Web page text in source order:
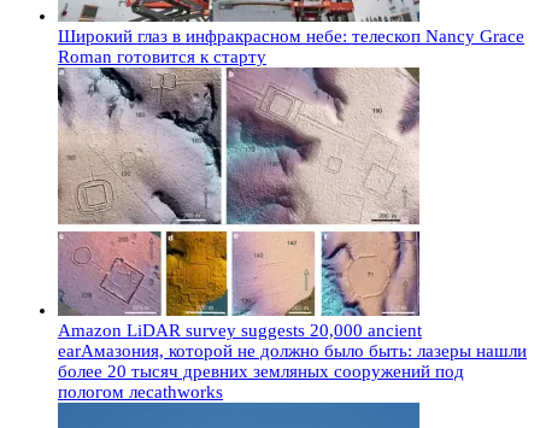
Широкий глаз в инфракрасном небе: телескоп Nancy Grace
Roman готовится к старту
Amazon LiDAR survey suggests 20,000 ancient
earАмазония, которой не должно было быть: лазеры нашли
более 20 тысяч древних земляных сооружений под
пологом лесаthworks